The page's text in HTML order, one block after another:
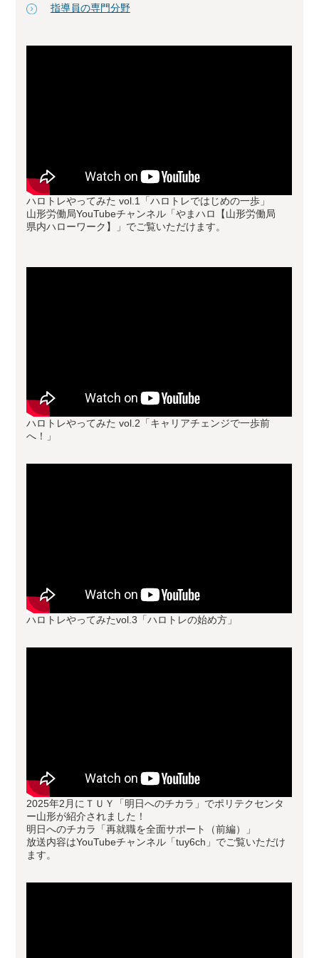
指導員の専門分野
ハロトレやってみた vol.1「ハロトレではじめの一歩」
山形労働局YouTubeチャンネル「やまハロ【山形労働局
県内ハローワーク】」でご覧いただけます。
ハロトレやってみた vol.2「キャリアチェンジで一歩前
へ！」
ハロトレやってみたvol.3「ハロトレの始め方」
2025年2月にＴＵＹ「明日へのチカラ」でポリテクセンタ
ー山形が紹介されました！
明日へのチカラ「再就職を全面サポート（前編）」
放送内容はYouTubeチャンネル「tuy6ch」でご覧いただけ
ます。